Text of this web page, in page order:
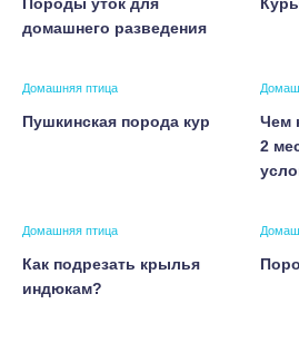
домашнего разведения
Домашняя птица
Пушкинская порода кур
Чем
2
Домашняя птица
Как подрезать крылья
индюкам?